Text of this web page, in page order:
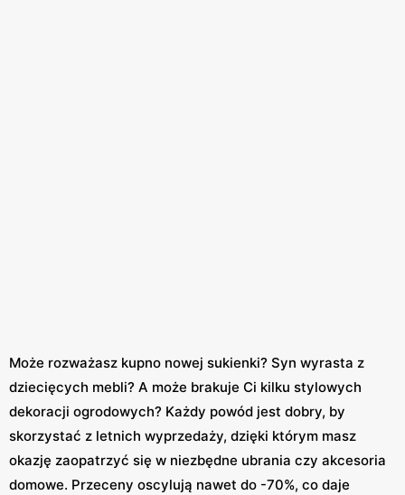
Może rozważasz kupno nowej sukienki? Syn wyrasta z
dziecięcych mebli? A może brakuje Ci kilku stylowych
dekoracji ogrodowych? Każdy powód jest dobry, by
skorzystać z letnich wyprzedaży, dzięki którym masz
okazję zaopatrzyć się w niezbędne ubrania czy akcesoria
domowe. Przeceny oscylują nawet do -70%, co daje